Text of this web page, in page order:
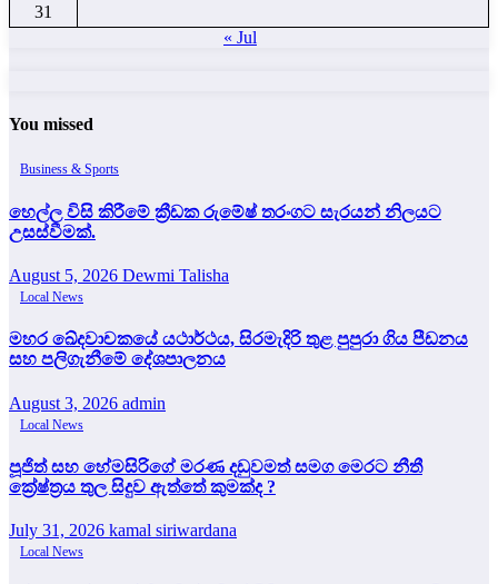
31
« Jul
You missed
Business & Sports
හෙල්ල විසි කිරීමේ ක්‍රීඩක රුමේෂ් තරංගට සැරයන් නිලයට
උසස්වීමක්.
August 5, 2026 Dewmi Talisha
Local News
මහර ඛේදවාචකයේ යථාර්ථය, සිරමැදිරි තුළ පුපුරා ගිය පීඩනය
සහ පලිගැනීමේ දේශපාලනය
August 3, 2026 admin
Local News
පූජිත් සහ හේමසිරිගේ මරණ දඩුවමත් සමග මෙරට නීතී
ක්‍රේෂ්ත්‍රය තුල සිදුව ඇත්තේ කුමක්ද ?
July 31, 2026 kamal siriwardana
Local News